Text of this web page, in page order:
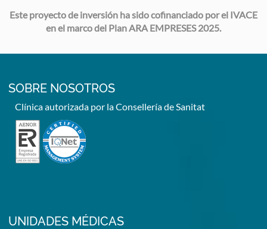
Este proyecto de inversión ha sido cofinanciado por el IVACE
en el marco del Plan ARA EMPRESES 2025.
SOBRE NOSOTROS
Clínica autorizada por la Consellería de Sanitat
UNIDADES MÉDICAS